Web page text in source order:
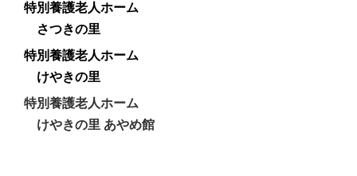
特別養護老人ホーム
さつきの里
特別養護老人ホーム
けやきの里
特別養護老人ホーム
けやきの里 あやめ館